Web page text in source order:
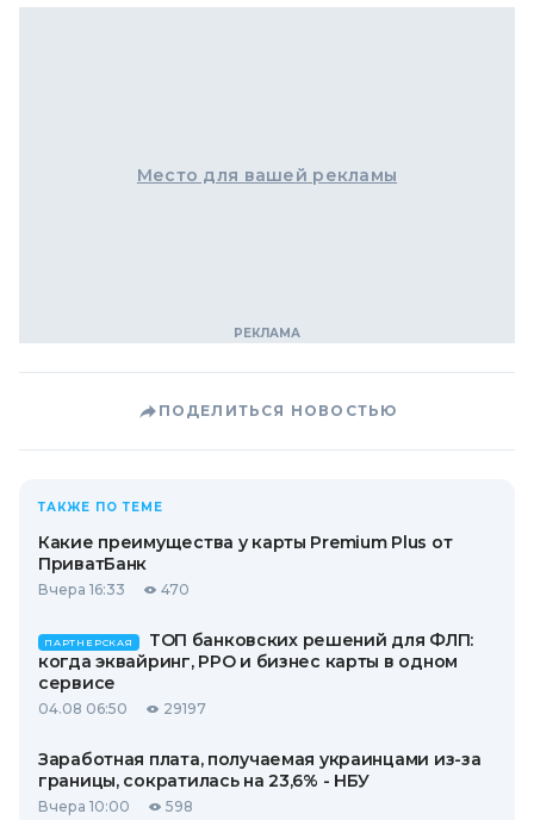
Место для вашей рекламы
ПОДЕЛИТЬСЯ НОВОСТЬЮ
ТАКЖЕ ПО ТЕМЕ
Какие преимущества у карты Premium Plus от
ПриватБанк
Вчера 16:33 470
ПАРТНЕРСКАЯ
ТОП банковских решений для ФЛП:
когда эквайринг, РРО и бизнес карты в одном
сервисе
04.08 06:50 29197
Заработная плата, получаемая украинцами из-за
границы, сократилась на 23,6% - НБУ
Вчера 10:00 598